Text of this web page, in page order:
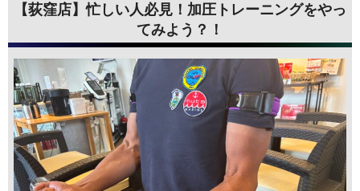
【荻窪店】忙しい人必見！加圧トレーニングをやっ
てみよう？！